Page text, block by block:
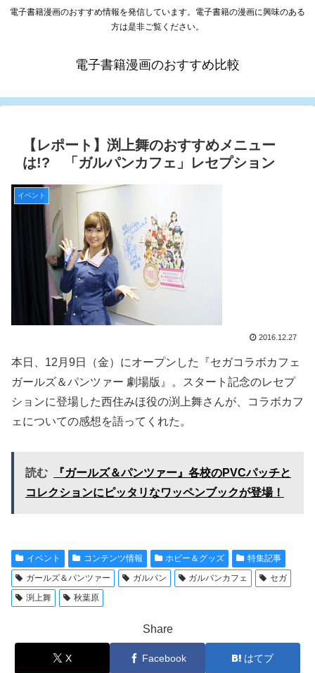
電子書籍漫画のおすすめ情報を発信しています。電子書籍の漫画に興味のある
方は是非ご覧ください。
電子書籍漫画のおすすめ比較
【レポート】渕上舞のおすすめメニュー
は!? 「ガルパンカフェ」レセプション
イベント
2016.12.27
本日、12月9日（金）にオープンした『セガコラボカフェ
ガールズ＆パンツァー 劇場版』。スタート記念のレセプ
ションに登場した西住みほ役の渕上舞さんが、コラボカフ
ェについての感想を語ってくれた。
読む
『ガールズ＆パンツァー』各校のPVCパッチと
コレクションにピッタリなワッペンブックが登場！
イベント コンテンツ情報 ホビー＆グッズ
特集記事
ガールズ＆パンツァー
ガルパン ガルパンカフェ
セガ
渕上舞
秋葉原
Share
X Facebook はてブ